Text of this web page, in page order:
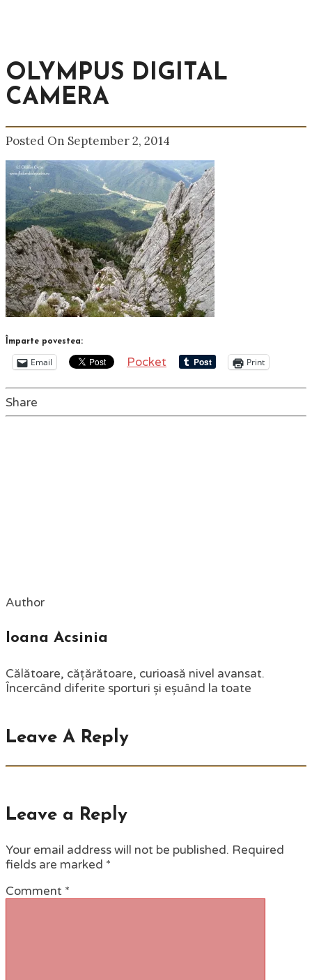
OLYMPUS DIGITAL
CAMERA
Posted On September 2, 2014
Împarte povestea:
Email Pocket Print
Share
Author
Ioana Acsinia
Călătoare, cățărătoare, curioasă nivel avansat.
Încercând diferite sporturi și eșuând la toate
Leave A Reply
Leave a Reply
Your email address will not be published. Required
fields are marked *
Comment *